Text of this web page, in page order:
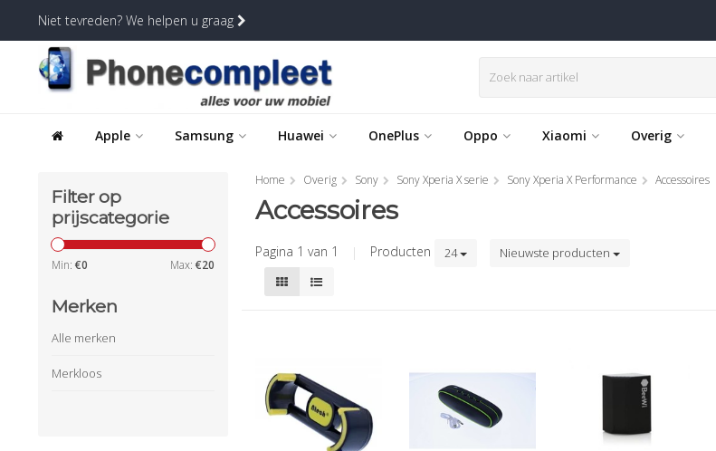
Niet tevreden? We helpen u graag
Apple Samsung Huawei OnePlus Oppo Xiaomi Overig
Filter op
prijscategorie
Min: €0 Max: €20
Merken
Alle merken
Merkloos
Home Overig Sony Sony Xperia X serie Sony Xperia X Performance Accessoires
Accessoires
Pagina 1 van 1 | Producten 24 Nieuwste producten